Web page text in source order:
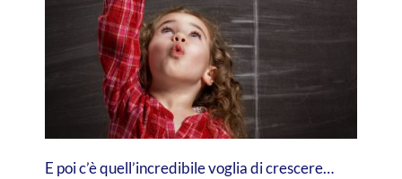
E poi c’è quell’incredibile voglia di crescere…